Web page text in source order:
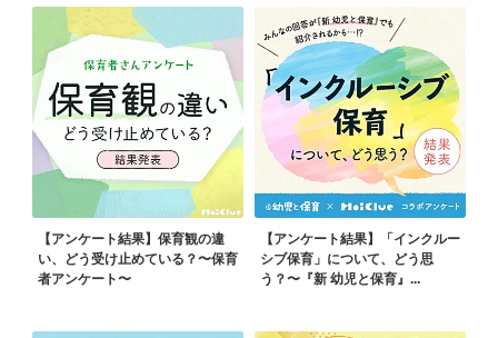
【アンケート結果】保育観の違
い、どう受け止めている？〜保育
者アンケート〜
【アンケート結果】「インクルー
シブ保育」について、どう思
う？〜『新 幼児と保育』...